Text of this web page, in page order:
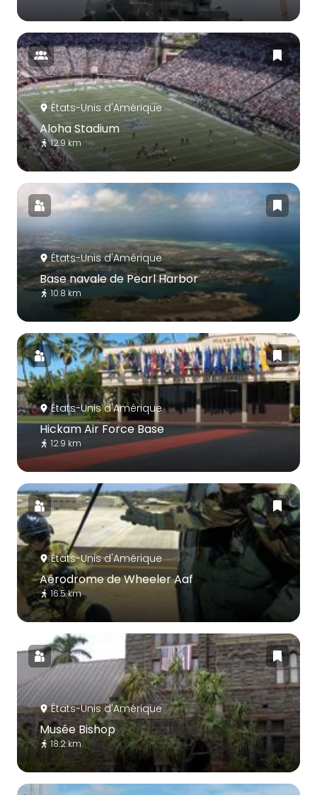
États-Unis d'Amérique
Aloha Stadium
12.9 km
États-Unis d'Amérique
Base navale de Pearl Harbor
10.8 km
États-Unis d'Amérique
Hickam Air Force Base
12.9 km
États-Unis d'Amérique
Aérodrome de Wheeler Aaf
16.5 km
États-Unis d'Amérique
Musée Bishop
18.2 km